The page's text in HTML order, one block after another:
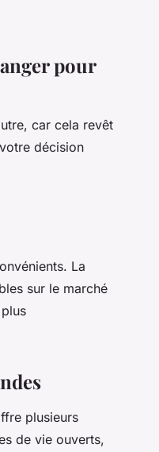
pour
car cela revêt
décision
La
sur le marché
plusieurs
de vie ouverts,